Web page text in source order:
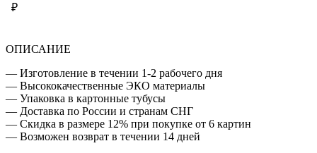
₽
ОПИСАНИЕ
— Изготовление в течении 1-2 рабочего дня
— Высококачественные ЭКО материалы
— Упаковка в картонные тубусы
— Доставка по России и странам СНГ
— Скидка в размере 12% при покупке от 6 картин
— Возможен возврат в течении 14 дней